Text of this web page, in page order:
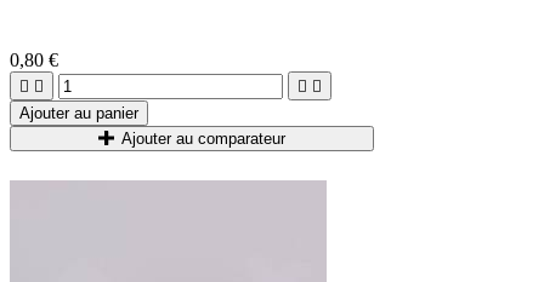
0,80 €
   
Ajouter au panier
Ajouter au comparateur